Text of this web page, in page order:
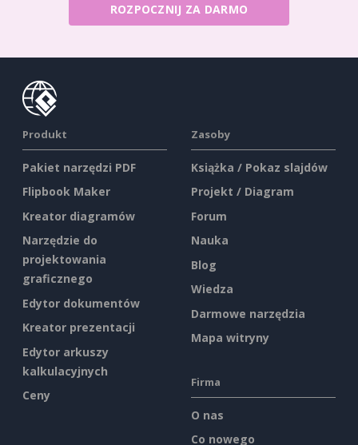
ROZPOCZNIJ ZA DARMO
Produkt
Pakiet narzędzi PDF
Flipbook Maker
Kreator diagramów
Narzędzie do
projektowania
graficznego
Edytor dokumentów
Kreator prezentacji
Edytor arkuszy
kalkulacyjnych
Ceny
Zasoby
Książka / Pokaz slajdów
Projekt / Diagram
Forum
Nauka
Blog
Wiedza
Darmowe narzędzia
Mapa witryny
Firma
O nas
Co nowego